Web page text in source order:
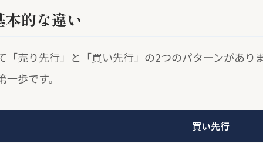
的な違い
売り先行」と「買い先行」の2つのパターンがあり
歩です。
買い先行